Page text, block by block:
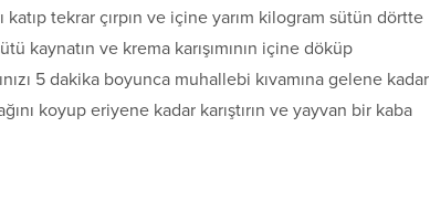
tekrar çırpın ve içine yarım kilogram sütün dörtte
kaynatın ve krema karışımının içine döküp
5 dakika boyunca muhallebi kıvamına gelene kadar
koyup eriyene kadar karıştırın ve yayvan bir kaba